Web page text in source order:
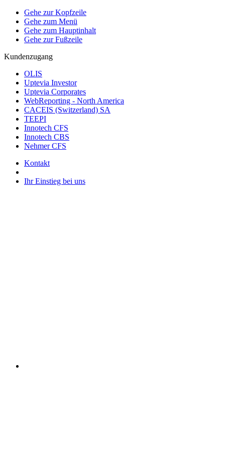
Gehe zur Kopfzeile
Gehe zum Menü
Gehe zum Hauptinhalt
Gehe zur Fußzeile
Kundenzugang
OLIS
Uptevia Investor
Uptevia Corporates
WebReporting - North America
CACEIS (Switzerland) SA
TEEPI
Innotech CFS
Innotech CBS
Nehmer CFS
Kontakt
Ihr Einstieg bei uns